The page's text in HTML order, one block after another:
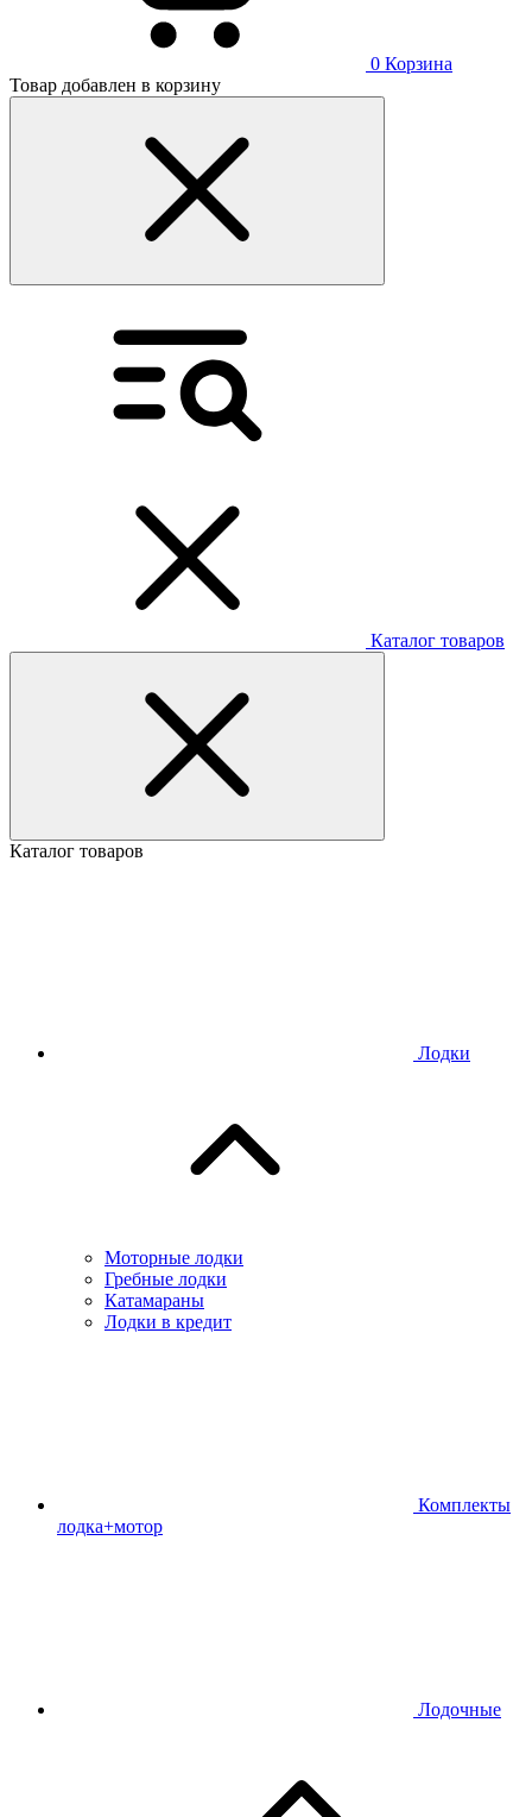
0 Корзина
Товар добавлен в корзину
Каталог товаров
Каталог товаров
Лодки
Моторные лодки
Гребные лодки
Катамараны
Лодки в кредит
Комплекты
лодка+мотор
Лодочные